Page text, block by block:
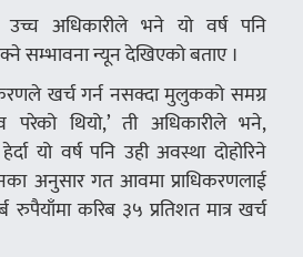
उच्च अधिकारीले भने यो वर्ष पनि
सम्भावना न्यून देखिएको बताए ।
खर्च गर्न नसक्दा मुलुकको समग्र
परेको थियो,’ ती अधिकारीले भने,
यो वर्ष पनि उही अवस्था दोहोरिने
अनुसार गत आवमा प्राधिकरणलाई
करिब ३५ प्रतिशत मात्र खर्च